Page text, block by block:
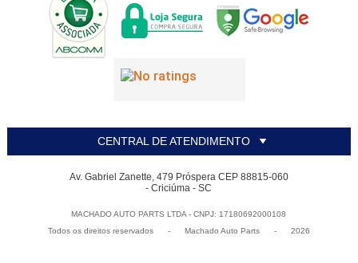
CENTRAL DE ATENDIMENTO
Av. Gabriel Zanette, 479 Próspera CEP 88815-060
- Criciúma - SC
MACHADO AUTO PARTS LTDA - CNPJ: 17180692000108
Todos os direitos reservados
- Machado Auto Parts - 2026